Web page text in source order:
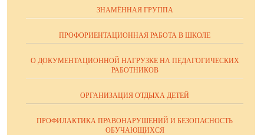
ЗНАМЁННАЯ ГРУППА
ПРОФОРИЕНТАЦИОННАЯ РАБОТА В ШКОЛЕ
О ДОКУМЕНТАЦИОННОЙ НАГРУЗКЕ НА ПЕДАГОГИЧЕСКИХ
РАБОТНИКОВ
ОРГАНИЗАЦИЯ ОТДЫХА ДЕТЕЙ
ПРОФИЛАКТИКА ПРАВОНАРУШЕНИЙ И БЕЗОПАСНОСТЬ
ОБУЧАЮЩИХСЯ